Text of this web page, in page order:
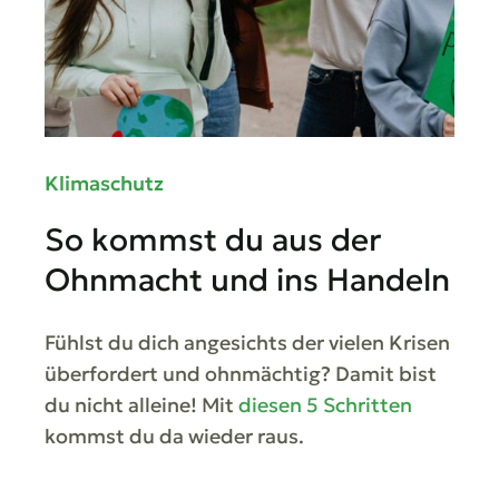
Klimaschutz
So kommst du aus der
Ohnmacht und ins Handeln
Fühlst du dich angesichts der vielen Krisen
überfordert und ohnmächtig? Damit bist
du nicht alleine! Mit diesen 5 Schritten
kommst du da wieder raus.